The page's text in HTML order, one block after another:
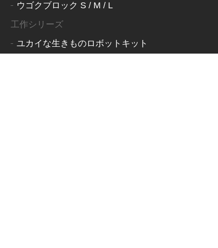
ウゴクブロック S / M / L
工作シリーズ
ユカイな生きものロボットキット